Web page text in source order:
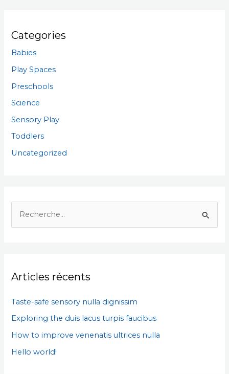
Categories
Babies
Play Spaces
Preschools
Science
Sensory Play
Toddlers
Uncategorized
e
c
h
e
r
Articles récents
Taste-safe sensory nulla dignissim
Exploring the duis lacus turpis faucibus
How to improve venenatis ultrices nulla
Hello world!